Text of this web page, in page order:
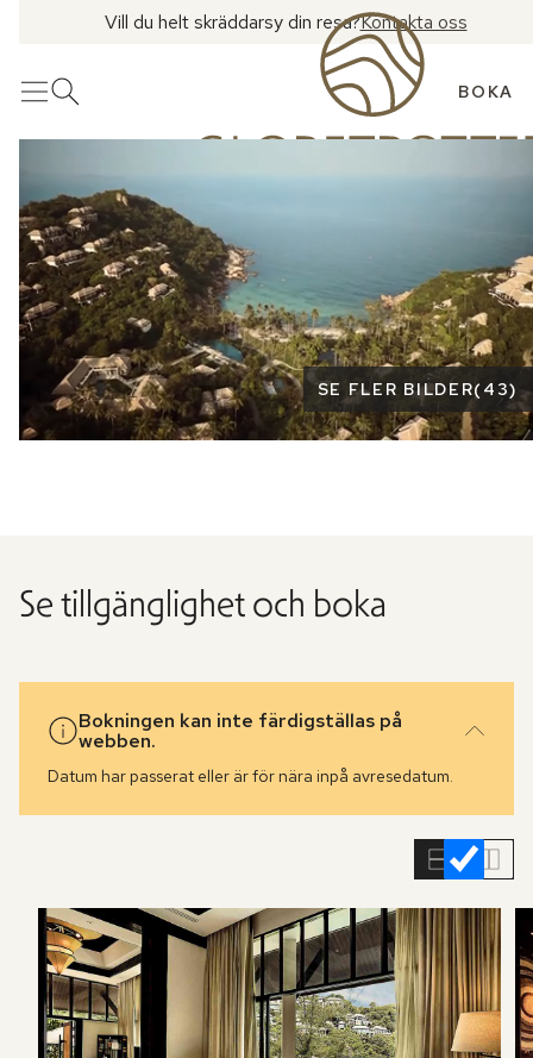
Vill du helt skräddarsy din resa?Kontakta oss
MenyÖppna sök BOKA
Se fler bilder
SE FLER BILDER(43)
Se tillgänglighet och boka
Bokningen kan inte färdigställas på
webben.
Datum har passerat eller är för nära inpå avresedatum.
Hoppa